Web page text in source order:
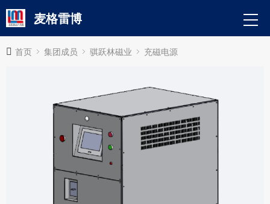
麦格雷博
首页 集团成员 骐跃林磁业 充磁电源